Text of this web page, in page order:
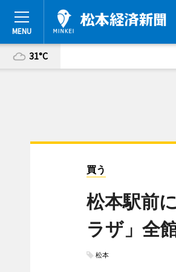
31°C
買う
松本駅前
ラザ」全
松本